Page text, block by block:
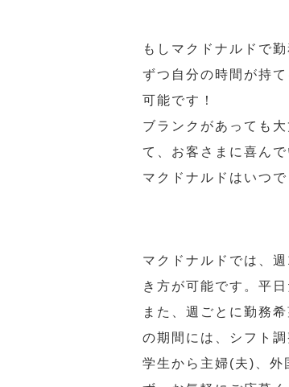
もしマクドナルドで
ずつ自分の時間が持
可能です！
ブランクがあっても
て、お客さまに喜ん
マクドナルドはいつ
マクドナルドでは、
き方が可能です。平
また、週ごとに勤務
の期間には、シフト
学生から主婦(夫)、外